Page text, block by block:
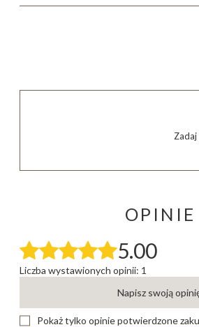
5.00
Liczba wystawionych opinii: 1
Napisz swoją
Pokaż tylko opinie potwierdzone